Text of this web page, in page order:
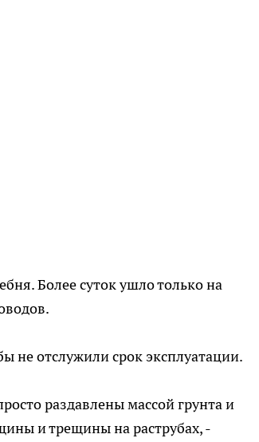
Более суток ушло только на
не отслужили срок эксплуатации.
раздавлены массой грунта и
и трещины на раструбах, -